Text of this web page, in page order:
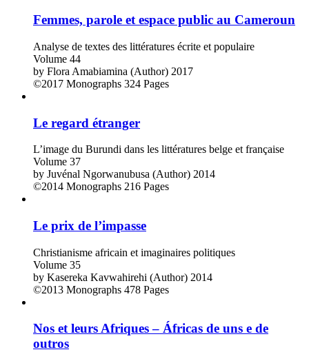
Femmes, parole et espace public au Cameroun
Analyse de textes des littératures écrite et populaire
Volume 44
by Flora Amabiamina (Author) 2017
©2017 Monographs 324 Pages
Le regard étranger
L’image du Burundi dans les littératures belge et française
Volume 37
by Juvénal Ngorwanubusa (Author) 2014
©2014 Monographs 216 Pages
Le prix de l’impasse
Christianisme africain et imaginaires politiques
Volume 35
by Kasereka Kavwahirehi (Author) 2014
©2013 Monographs 478 Pages
Nos et leurs Afriques – Áfricas de uns e de
outros